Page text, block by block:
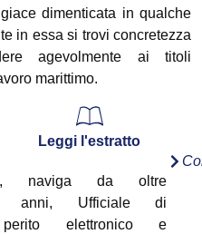
dimenticata in qualche
in essa si trovi concretezza
agevolmente ai titoli
marittimo.
Leggi l'estratto
naviga da oltre
anni, Ufficiale di
perito elettronico e